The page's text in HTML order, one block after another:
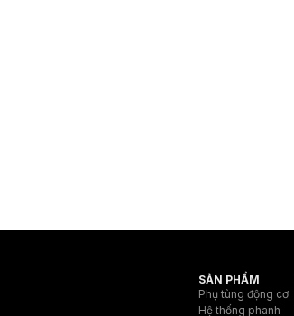
SẢN PHẨM
Phụ tùng động cơ
Hệ thống phanh